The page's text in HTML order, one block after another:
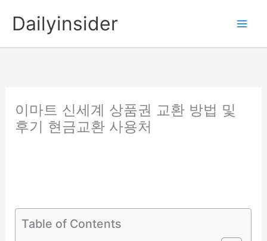
Dailyinsider
이마트 신세계 상품권 교환 방법 및
후기 현금교환 사용처
Table of Contents